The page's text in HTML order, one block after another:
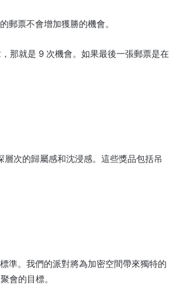
郵票不會增加獲勝的機會。
那就是 9 次機會。 如果最後一張郵票是在
次的歸屬感和沈浸感。 這些獎品包括吊
準。 我們的派對將為加密空間帶來獨特的
會的目標。